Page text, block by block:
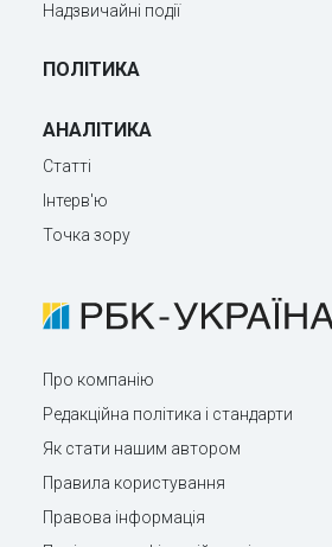
Надзвичайні події
ПОЛІТИКА
АНАЛІТИКА
Статті
Інтерв'ю
Точка зору
Про компанію
Редакційна політика і стандарти
Як стати нашим автором
Правила користування
Правова інформація